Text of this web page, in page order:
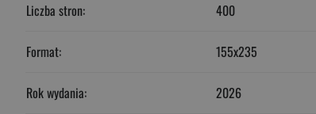
Liczba stron: 400
Format: 155x235
Rok wydania: 2026